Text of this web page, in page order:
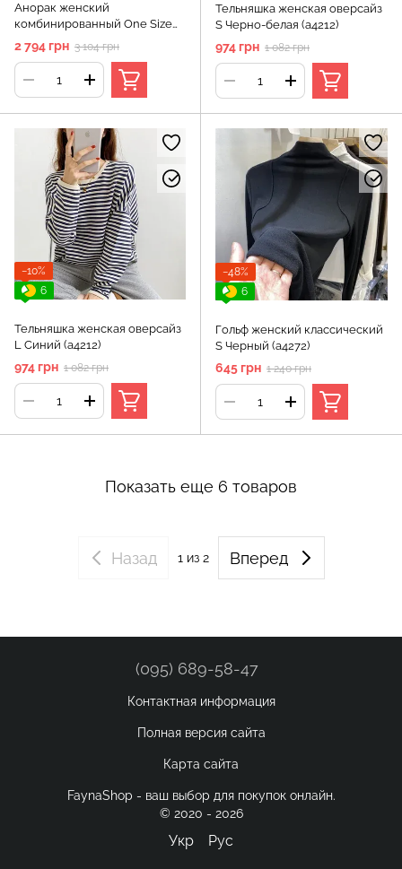
Анорак женский
комбинированный One Size
Синий (а3899)
2 794 грн 3 104 грн
Тельняшка женская оверсайз
S Черно-белая (а4212)
974 грн 1 082 грн
−10%
6
Тельняшка женская оверсайз
L Синий (а4212)
974 грн 1 082 грн
−48%
6
Гольф женский классический
S Черный (а4272)
645 грн 1 240 грн
Показать еще 6 товаров
Назад 1из 2 Вперед
(095) 689-58-47
Контактная информация
Полная версия сайта
Карта сайта
FaynaShop - ваш выбор для покупок онлайн.
© 2020 - 2026
Укр Рус